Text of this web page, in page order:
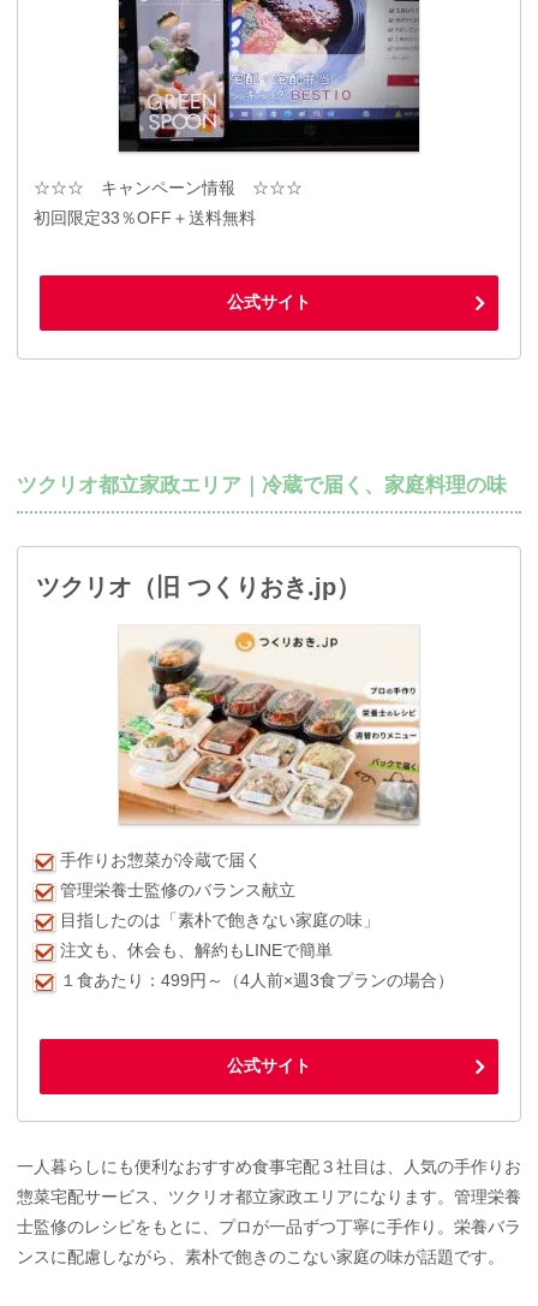
☆☆☆ キャンペーン情報 ☆☆☆
初回限定33％OFF＋送料無料
公式サイト
ツクリオ都立家政エリア｜冷蔵で届く、家庭料理の味
ツクリオ（旧 つくりおき.jp）
手作りお惣菜が冷蔵で届く
管理栄養士監修のバランス献立
目指したのは「素朴で飽きない家庭の味」
注文も、休会も、解約もLINEで簡単
１食あたり：499円～（4人前×週3食プランの場合）
公式サイト
一人暮らしにも便利なおすすめ食事宅配３社目は、人気の手作りお
惣菜宅配サービス、ツクリオ都立家政エリアになります。管理栄養
士監修のレシピをもとに、プロが一品ずつ丁寧に手作り。栄養バラ
ンスに配慮しながら、素朴で飽きのこない家庭の味が話題です。